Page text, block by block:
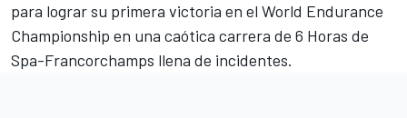
para lograr su primera victoria en el World Endurance
Championship en una caótica carrera de 6 Horas de
Spa-Francorchamps llena de incidentes.